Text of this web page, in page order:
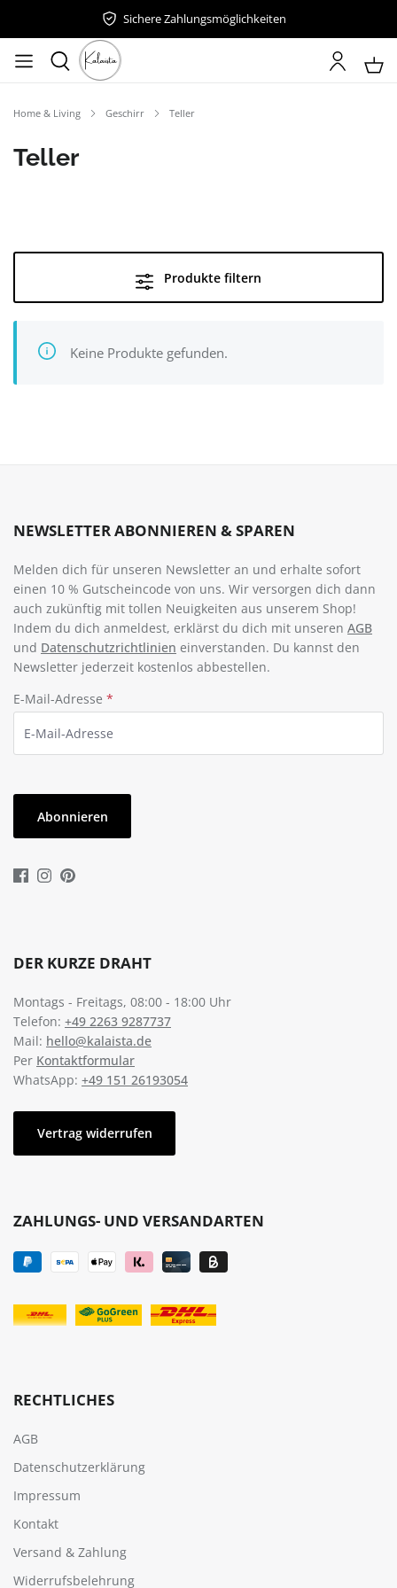
Sichere Zahlungsmöglichkeiten
Home & Living Geschirr Teller
Teller
Produkte filtern
Keine Produkte gefunden.
NEWSLETTER ABONNIEREN & SPAREN
Melden dich für unseren Newsletter an und erhalte sofort
einen 10 % Gutscheincode von uns. Wir versorgen dich dann
auch zukünftig mit tollen Neuigkeiten aus unserem Shop!
Indem du dich anmeldest, erklärst du dich mit unseren AGB
und Datenschutzrichtlinien einverstanden. Du kannst den
Newsletter jederzeit kostenlos abbestellen.
E-Mail-Adresse *
Abonnieren
DER KURZE DRAHT
Montags - Freitags, 08:00 - 18:00 Uhr
Telefon: +49 2263 9287737
Mail: hello@kalaista.de
Per Kontaktformular
WhatsApp: +49 151 26193054
Vertrag widerrufen
ZAHLUNGS- UND VERSANDARTEN
RECHTLICHES
AGB
Datenschutzerklärung
Impressum
Kontakt
Versand & Zahlung
Widerrufsbelehrung